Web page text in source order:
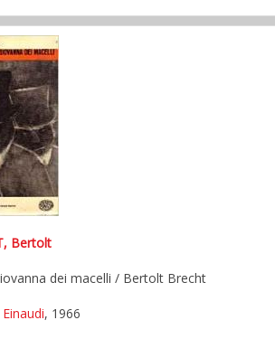
Bertolt
dei macelli / Bertolt Brecht
Einaudi, 1966